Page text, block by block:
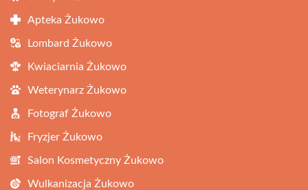
Apteka Żukowo
Lombard Żukowo
Kwiaciarnia Żukowo
Weterynarz Żukowo
Fotograf Żukowo
Fryzjer Żukowo
Salon Kosmetyczny Żukowo
Wulkanizacja Żukowo